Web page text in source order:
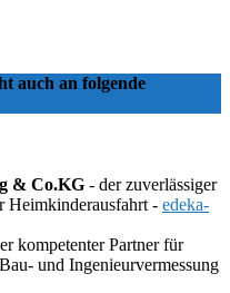
auch an folgende
& Co.KG - der zuverlässiger
Heimkinderausfahrt - edeka-
kompetenter Partner für
und Ingenieurvermessung